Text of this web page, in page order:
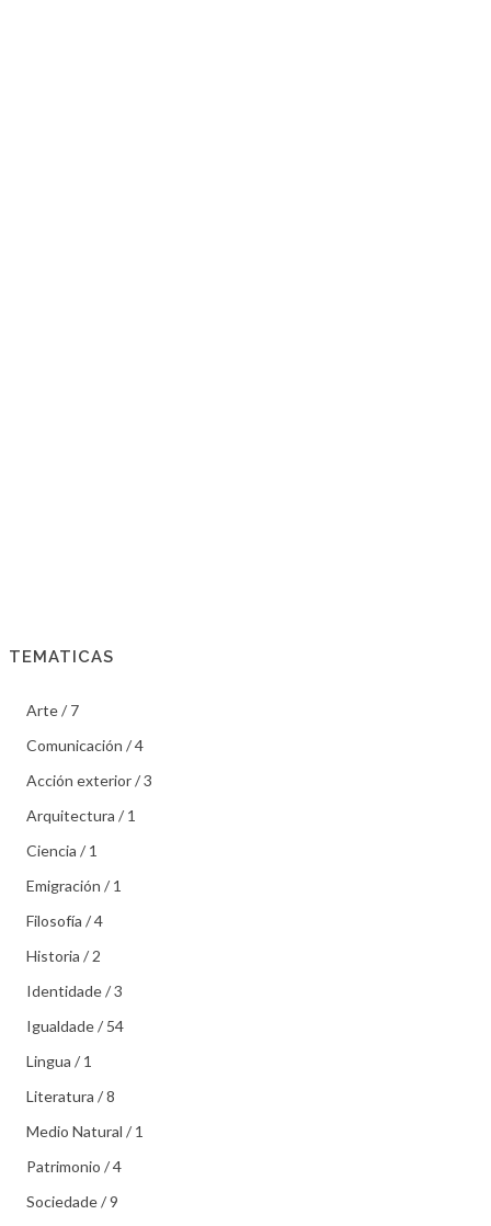
TEMATICAS
Arte / 7
Comunicación / 4
Acción exterior / 3
Arquitectura / 1
Ciencia / 1
Emigración / 1
Filosofía / 4
Historia / 2
Identidade / 3
Igualdade / 54
Lingua / 1
Literatura / 8
Medio Natural / 1
Patrimonio / 4
Sociedade / 9